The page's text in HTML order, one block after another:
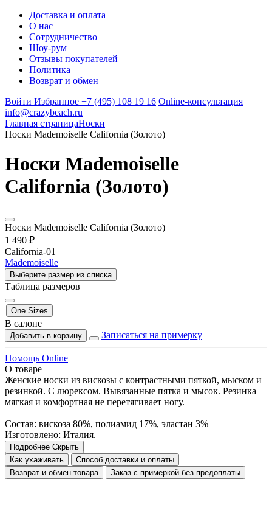
Доставка и оплата
О нас
Сотрудничество
Шоу-рум
Отзывы покупателей
Политика
Возврат и обмен
Войти Избранное +7 (495) 108 19 16 Online-консультация
info@crazybeach.ru
Главная страницаНоски
Носки Mademoiselle California (Золото)
Носки Mademoiselle
California (Золото)
Носки Mademoiselle California (Золото)
1 490 ₽
California-01
Mademoiselle
Выберите размер из списка
Таблица размеров
One Sizes
В салоне
Добавить в корзину Записаться на примерку
Помощь Online
О товаре
Женские носки из вискозы с контрастными пяткой, мыском и
резинкой. С люрексом. Вывязанные пятка и мысок. Резинка
мягкая и комфортная не перетягивает ногу.
Состав: вискоза 80%, полиамид 17%, эластан 3%
Изготовлено: Италия.
Подробнее Скрыть
Как ухаживать
Способ доставки и оплаты
Возврат и обмен товара
Заказ с примеркой без предоплаты